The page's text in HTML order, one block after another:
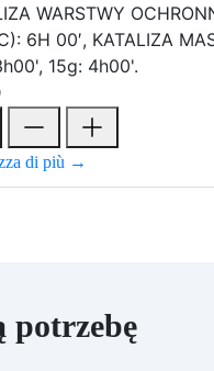
WARSTWY
6H 00′, KATALIZA
15g: 4h00'.
di più →
potrzebę